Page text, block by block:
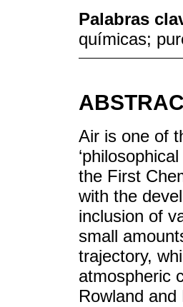
Palabras
químicas;
Air is one of
the First
with the
inclusion of
small
trajectory,
atmospheric
Rowland and